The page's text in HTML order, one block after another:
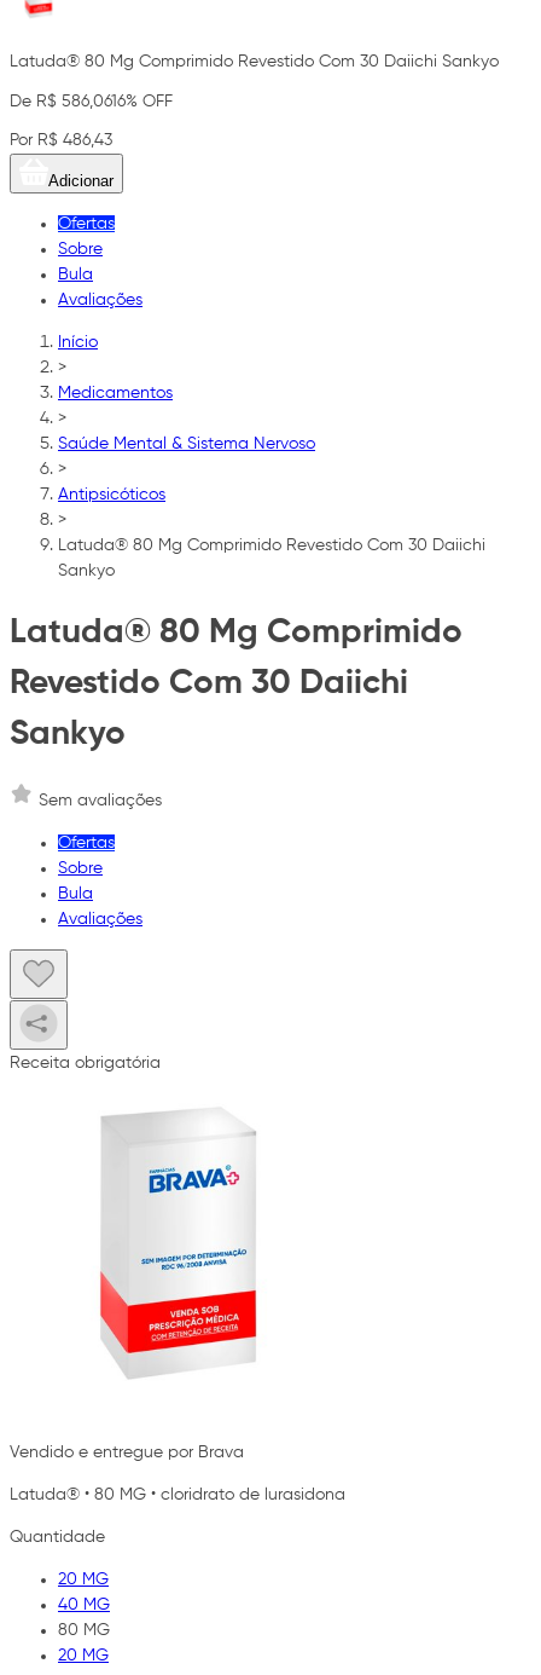
Latuda® 80 Mg Comprimido Revestido Com 30 Daiichi Sankyo
De R$ 586,0616% OFF
Por R$ 486,43
Adicionar
Ofertas
Sobre
Bula
Avaliações
Início
>
Medicamentos
>
Saúde Mental & Sistema Nervoso
>
Antipsicóticos
>
Latuda® 80 Mg Comprimido Revestido Com 30 Daiichi
Sankyo
Latuda® 80 Mg Comprimido
Revestido Com 30 Daiichi
Sankyo
Sem avaliações
Ofertas
Sobre
Bula
Avaliações
Receita obrigatória
Vendido e entregue por Brava
Latuda® • 80 MG • cloridrato de lurasidona
Quantidade
20 MG
40 MG
80 MG
20 MG